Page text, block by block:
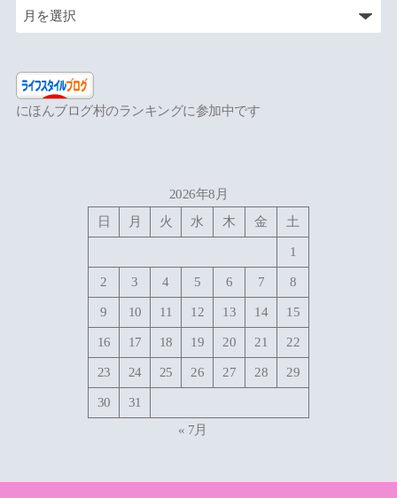
にほんブログ村のランキングに参加中です
2026年8月
日
月 火 水 木 金 土
1
2 3 4 5 6 7 8
9 10 11 12 13 14 15
16 17 18 19 20 21 22
23 24 25 26 27 28 29
30
31
« 7月